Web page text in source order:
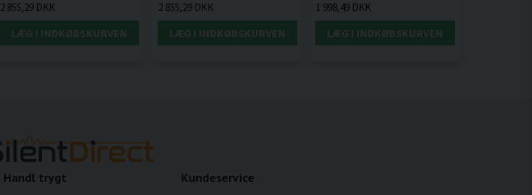
2 855,29 DKK
LÆG I INDKØBSKURVEN
2 855,29 DKK
LÆG I INDKØBSKURVEN
1 998,49 DKK
LÆG I INDKØBSKURVEN
Handl trygt Kundeservice